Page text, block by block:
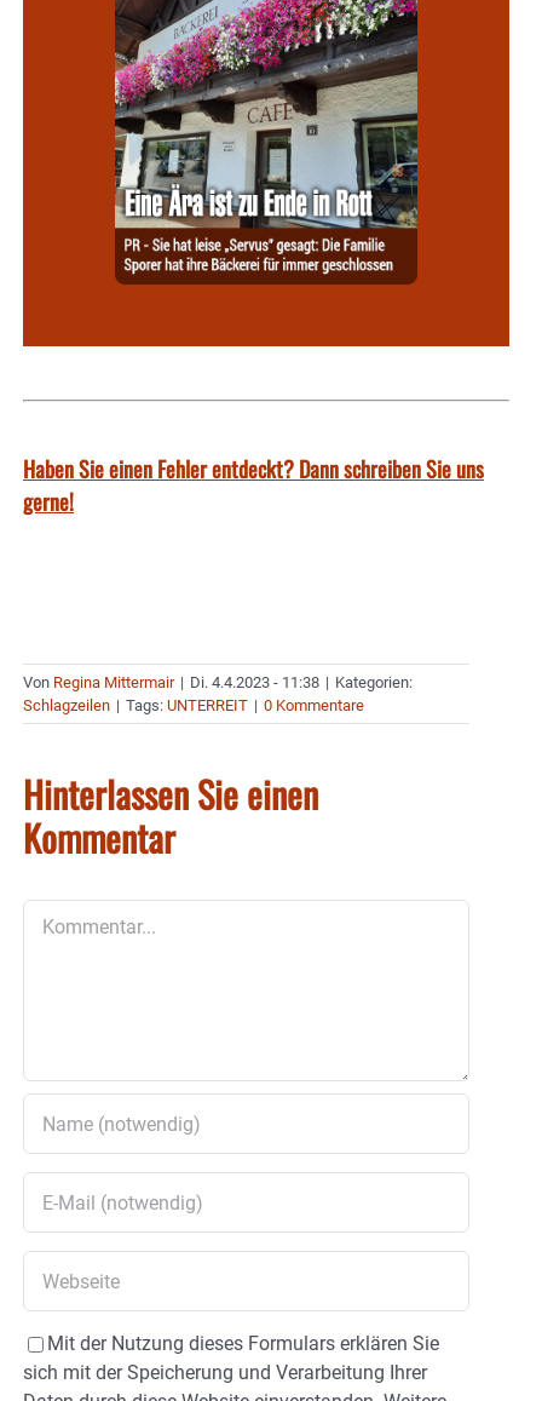
Haben Sie einen Fehler entdeckt? Dann schreiben Sie uns
gerne!
Von Regina Mittermair | Di. 4.4.2023 - 11:38 | Kategorien:
Schlagzeilen | Tags: UNTERREIT | 0 Kommentare
Hinterlassen Sie einen
Kommentar
Mit der Nutzung dieses Formulars erklären Sie
sich mit der Speicherung und Verarbeitung Ihrer